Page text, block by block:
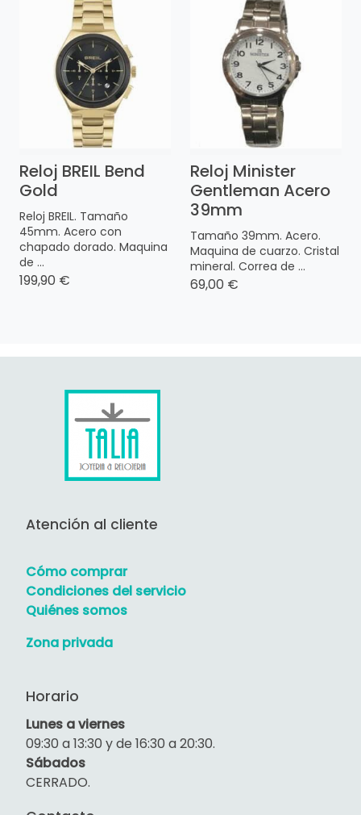
Reloj BREIL Bend
Gold
Reloj BREIL. Tamaño
45mm. Acero con
chapado dorado. Maquina
de ...
199,90 €
Reloj Minister
Gentleman Acero
39mm
Tamaño 39mm. Acero.
Maquina de cuarzo. Cristal
mineral. Correa de ...
69,00 €
Atención al cliente
Cómo comprar
Condiciones del servicio
Quiénes somos
Zona privada
Horario
Lunes a viernes
09:30 a 13:30 y de 16:30 a 20:30.
Sábados
CERRADO.